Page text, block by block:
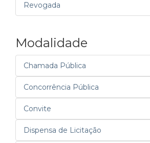
Revogada
Modalidade
Chamada Pública
Concorrência Pública
Convite
Dispensa de Licitação